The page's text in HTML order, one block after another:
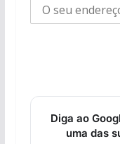
Diga ao
uma das